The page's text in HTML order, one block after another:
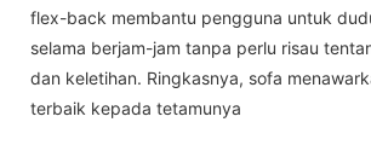
flex-back membantu pengguna untuk
selama berjam-jam tanpa perlu risau
dan keletihan. Ringkasnya, sofa
terbaik kepada tetamunya